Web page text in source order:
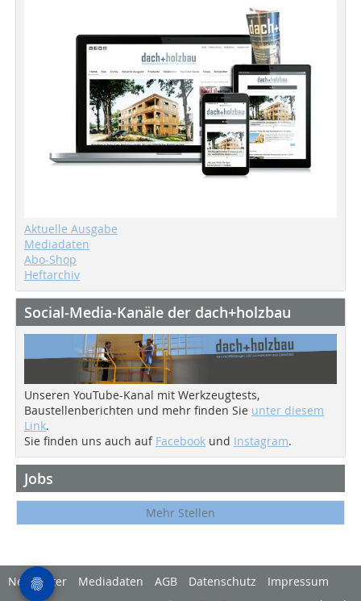
Aktuelle Ausgabe
Mediadaten
Abo-Shop
Heftarchiv
Social-Media-Kanäle der dach+holzbau
Unseren YouTube-Kanal mit Werkzeugtests,
Baustellenberichten und mehr finden Sie unter diesem
Link.
Sie finden uns auch auf Facebook und Instagram.
Jobs
Mehr Stellen
Newsletter Mediadaten AGB Datenschutz
Impressum